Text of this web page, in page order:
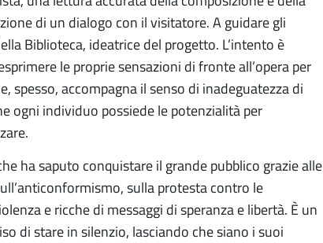
di un dialogo con il visitatore. A guidare gli
Biblioteca, ideatrice del progetto. L’intento è
le proprie sensazioni di fronte all’opera per
spesso, accompagna il senso di inadeguatezza di
ogni individuo possiede le potenzialità per
ha saputo conquistare il grande pubblico grazie alle
sulla protesta contro le
e ricche di messaggi di speranza e libertà. È un
di stare in silenzio, lasciando che siano i suoi